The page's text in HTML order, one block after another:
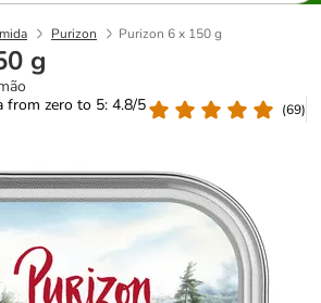
Purizon Purizon 6 x 150 g
g
from zero to 5: 4.8/5
(69)